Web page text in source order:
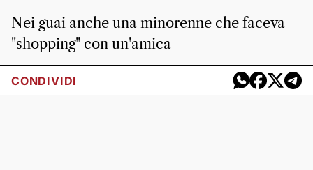
Nei guai anche una minorenne che faceva
"shopping" con un'amica
CONDIVIDI